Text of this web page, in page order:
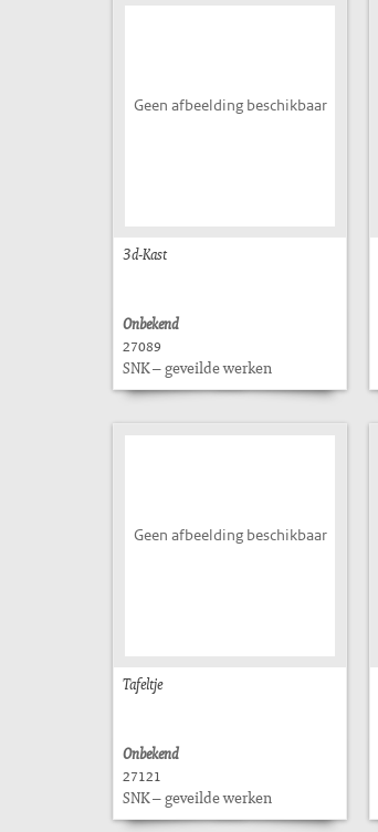
Geen afbeelding beschikbaar
3d-Kast
Onbekend
27089
SNK – geveilde werken
Geen afbeelding beschikbaar
Tafeltje
Onbekend
27121
SNK – geveilde werken